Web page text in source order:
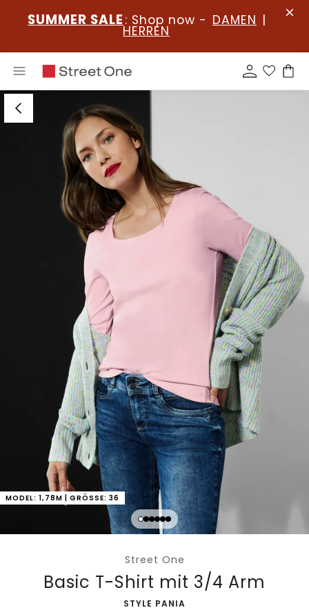
SUMMER SALE : Shop now - DAMEN |
HERREN
MODEL: 1,78M | GRÖSSE: 36
Street One
Basic T-Shirt mit 3/4 Arm
-
STYLE PANIA